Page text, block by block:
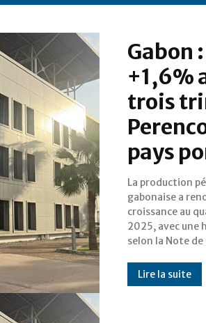
Gabon
+1,6%
trois
pays
La production
gabonaise a
croissance au
2025, avec une
selon la Note
Sectorielle de la
trimestres
document
"une meilleure
Lire la suite